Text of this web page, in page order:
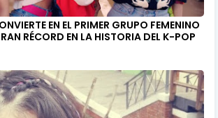
EN EL PRIMER GRUPO FEMENINO
RÉCORD EN LA HISTORIA DEL K-POP